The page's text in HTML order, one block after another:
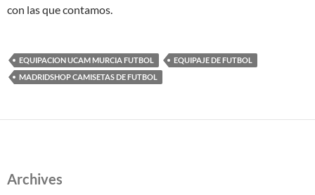
con las que contamos.
EQUIPACION UCAM MURCIA FUTBOL
EQUIPAJE DE FUTBOL
MADRIDSHOP CAMISETAS DE FUTBOL
Archives